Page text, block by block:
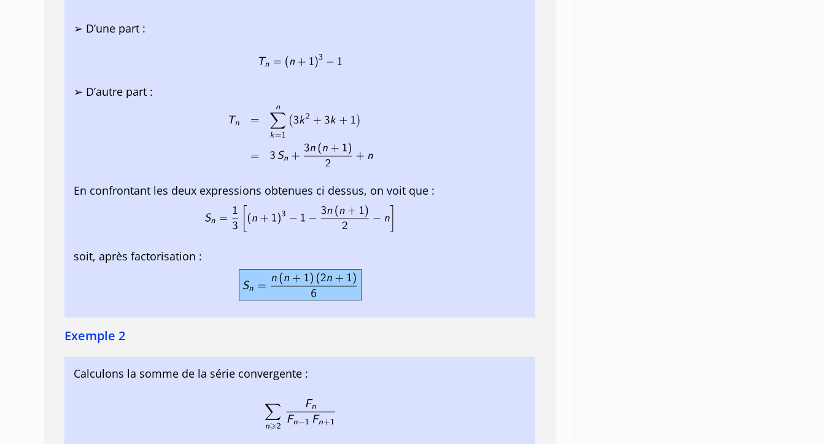
➢ D’une part :
➢ D’autre part :
En confrontant les deux expressions obtenues ci dessus, on voit que :
soit, après factorisation :
Exemple 2
Calculons la somme de la série convergente :